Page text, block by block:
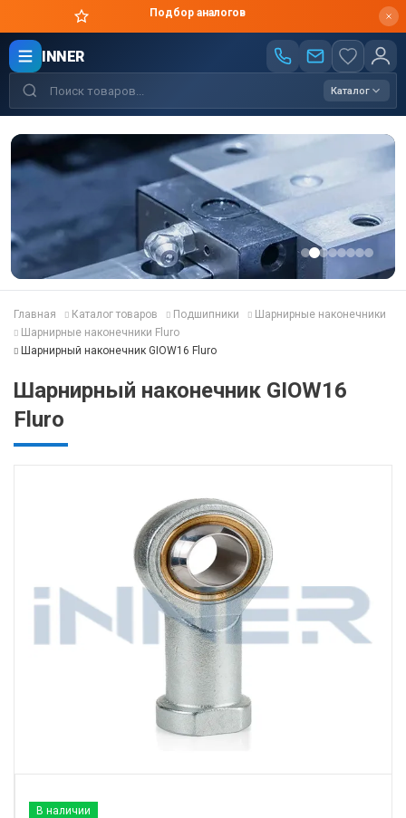
Цены производителя
INNER
Каталог
Главная Каталог товаров Подшипники
Шарнирные наконечники
Шарнирные наконечники Fluro
Шарнирный наконечник GIOW16 Fluro
Шарнирный наконечник GIOW16
Fluro
В наличии